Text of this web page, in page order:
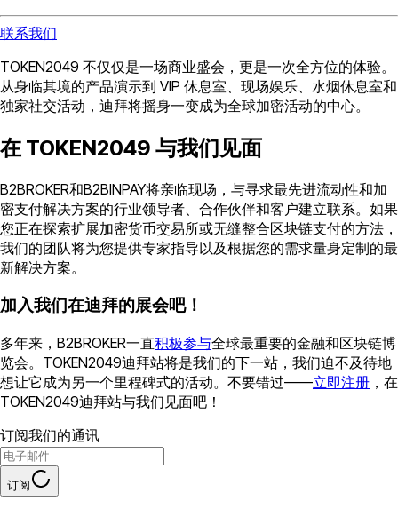
联系我们
TOKEN2049 不仅仅是一场商业盛会，更是一次全方位的体验。
从身临其境的产品演示到 VIP 休息室、现场娱乐、水烟休息室和
独家社交活动，迪拜将摇身一变成为全球加密活动的中心。
在 TOKEN2049 与我们见面
B2BROKER和B2BINPAY将亲临现场，与寻求最先进流动性和加
密支付解决方案的行业领导者、合作伙伴和客户建立联系。如果
您正在探索扩展加密货币交易所或无缝整合区块链支付的方法，
我们的团队将为您提供专家指导以及根据您的需求量身定制的最
新解决方案。
加入我们在迪拜的展会吧！
多年来，B2BROKER一直积极参与全球最重要的金融和区块链博
览会。TOKEN2049迪拜站将是我们的下一站，我们迫不及待地
想让它成为另一个里程碑式的活动。不要错过——立即注册 ，在
TOKEN2049迪拜站与我们见面吧！
订阅我们的通讯
订阅